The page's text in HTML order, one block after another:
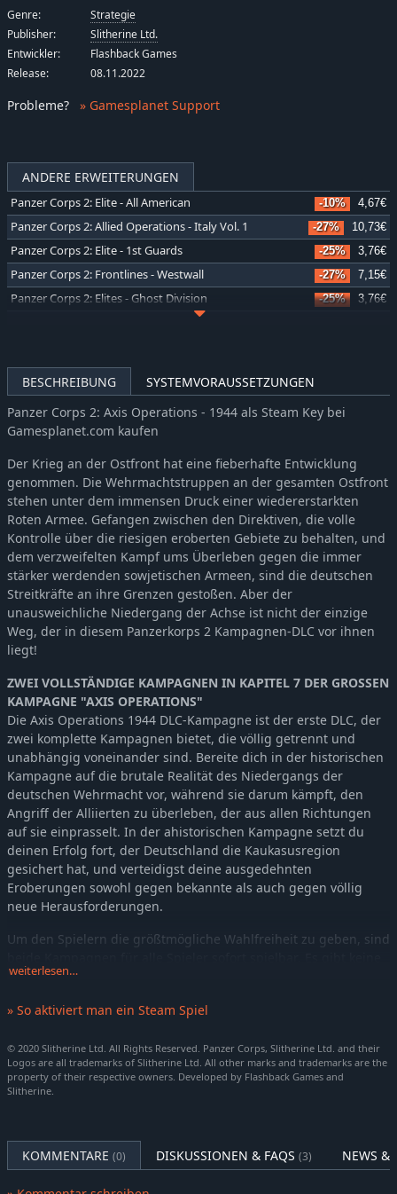
ANDERE ERWEITERUNGEN
Panzer Corps 2: Elite - All American -10% 4,67€
Panzer Corps 2: Allied Operations - Italy Vol. 1 -27% 10,73€
Panzer Corps 2: Elite - 1st Guards -25% 3,76€
Panzer Corps 2: Frontlines - Westwall -27% 7,15€
Panzer Corps 2: Elites - Ghost Division -25% 3,76€
Panzer Corps 2: Frontlines - Bulge
Panzer Corps 2: Axis Operations - 1946 -40% 11,77€
Panzer Corps 2: Axis Operations - 1945 -39%
Panzer Corps 2: Axis Operations - 1943
Panzer Corps 2: Axis Operations - 1942 -38%
Panzer Corps 2: Axis Operations - 1941 -38% 5,08€
Panzer Corps 2: Axis Operations - 1940 -38%
Panzer Corps 2: General Edition Upgrade -39% 7,62€
Panzer Corps 2: Axis Operations - 1939 -38% 5,08€
BESCHREIBUNG
SYSTEMVORAUSSETZUNGEN
Panzer Corps 2: Axis Operations - 1944 als Steam Key bei
Gamesplanet.com kaufen
Der Krieg an der Ostfront hat eine fieberhafte Entwicklung
genommen. Die Wehrmachtstruppen an der gesamten Ostfront
stehen unter dem immensen Druck einer wiedererstarkten
Roten Armee. Gefangen zwischen den Direktiven, die volle
Kontrolle über die riesigen eroberten Gebiete zu behalten, und
dem verzweifelten Kampf ums Überleben gegen die immer
stärker werdenden sowjetischen Armeen, sind die deutschen
Streitkräfte an ihre Grenzen gestoßen. Aber der
unausweichliche Niedergang der Achse ist nicht der einzige
Weg, der in diesem Panzerkorps 2 Kampagnen-DLC vor ihnen
liegt!
ZWEI VOLLSTÄNDIGE KAMPAGNEN IN KAPITEL 7 DER GROSSEN
KAMPAGNE "AXIS OPERATIONS"
Die Axis Operations 1944 DLC-Kampagne ist der erste DLC, der
zwei komplette Kampagnen bietet, die völlig getrennt und
unabhängig voneinander sind. Bereite dich in der historischen
Kampagne auf die brutale Realität des Niedergangs der
deutschen Wehrmacht vor, während sie darum kämpft, den
Angriff der Alliierten zu überleben, der aus allen Richtungen
auf sie einprasselt. In der ahistorischen Kampagne setzt du
deinen Erfolg fort, der Deutschland die Kaukasusregion
gesichert hat, und verteidigst deine ausgedehnten
Eroberungen sowohl gegen bekannte als auch gegen völlig
neue Herausforderungen.
Um den Spielern die größtmögliche Wahlfreiheit zu geben, sind
Voraussetzungen oder Hindernisse für den Start einer der
importierte Streitkräfte haben die gleiche Wahl, welchen
die bereits über eine Truppe verfügen, die sie in diesen
neuesten DLC importieren können, wird empfohlen, mit ihren
historischen oder ahistorischen Kampagnenpfaden
EINE GESCHICHTE VON ZWEI KAMPAGNEN
weiterlesen…
» So aktiviert man ein Steam Spiel
© 2020 Slitherine Ltd. All Rights Reserved. Panzer Corps, Slitherine Ltd. and their
Logos are all trademarks of Slitherine Ltd. All other marks and trademarks are the
property of their respective owners. Developed by Flashback Games and
Slitherine.
KOMMENTARE (0) DISKUSSIONEN & FAQS (3) NEWS &
Genre:
Strategie
Publisher:
Slitherine Ltd.
Entwickler:
Flashback Games
Release:
08.11.2022
Probleme? » Gamesplanet Support